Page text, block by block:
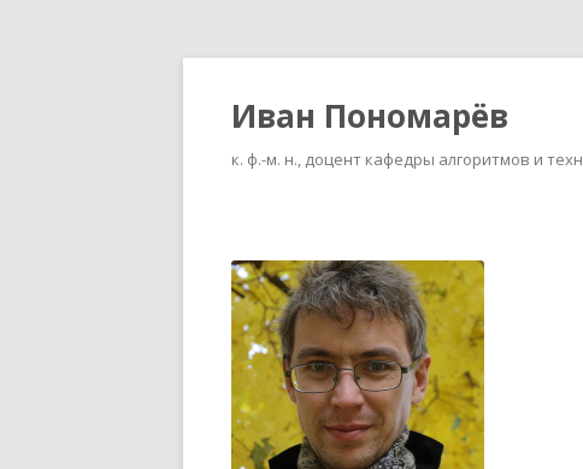
Иван Пономарёв
к. ф.-м. н., доцент кафедры алгоритмов и